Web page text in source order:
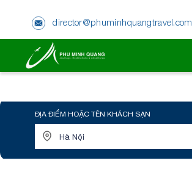
director@phuminhquangtravel.com
ĐỊA ĐIỂM HOẶC TÊN KHÁCH SẠN